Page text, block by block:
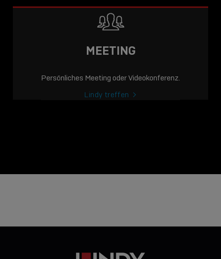
MEETING
Persönliches Meeting oder Videokonferenz.
Lindy treffen